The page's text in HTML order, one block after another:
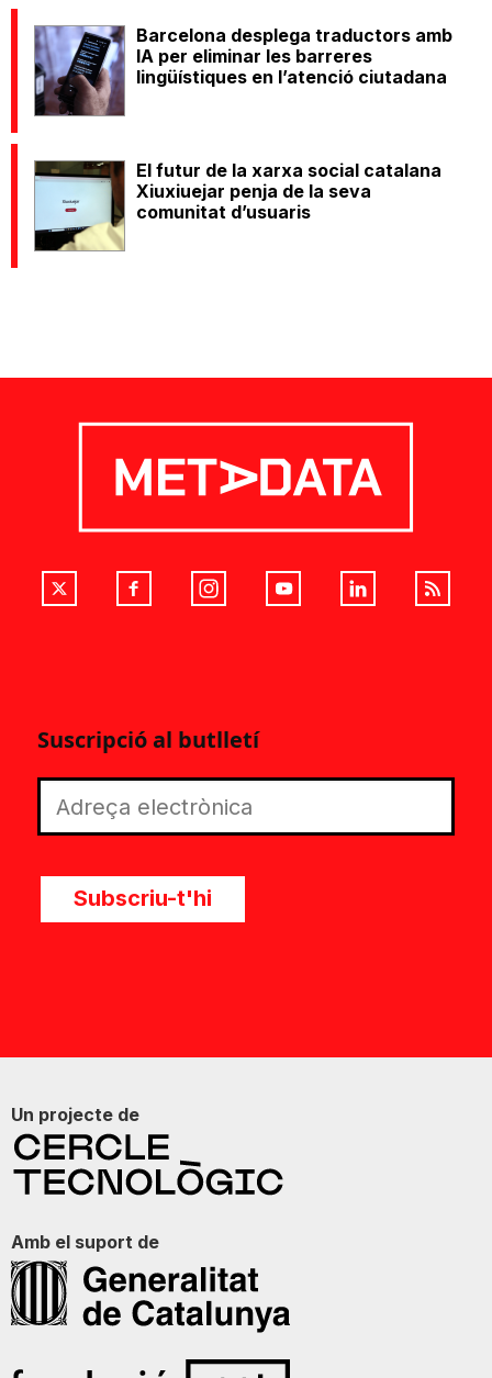
Barcelona desplega traductors amb
IA per eliminar les barreres
lingüístiques en l’atenció ciutadana
El futur de la xarxa social catalana
Xiuxiuejar penja de la seva
comunitat d’usuaris
Suscripció al butlletí
Subscriu-t'hi
Un projecte de
Amb el suport de